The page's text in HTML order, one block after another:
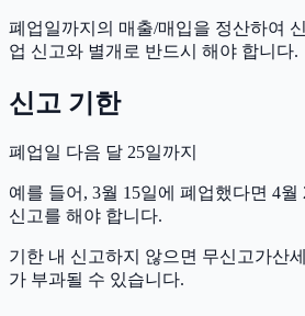
폐업일까지의 매출/매입을 정산하여
업 신고와 별개로 반드시 해야 합니다.
신고 기한
폐업일 다음 달 25일까지
예를 들어, 3월 15일에 폐업했다면 4월
신고를 해야 합니다.
기한 내 신고하지 않으면 무신고가산
가 부과될 수 있습니다.